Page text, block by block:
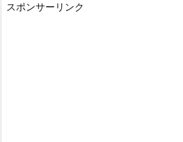
スポンサーリンク